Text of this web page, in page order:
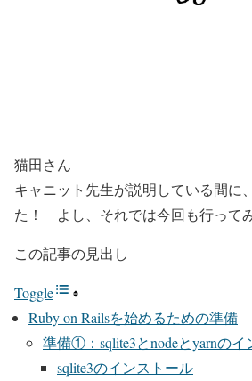
猫田さん
キャニット先生が説明している間に
た！ よし、それでは今回も行って
この記事の見出し
Toggle
Ruby on Railsを始めるための準備
準備①：sqlite3とnodeとyarnのイ
sqlite3のインストール